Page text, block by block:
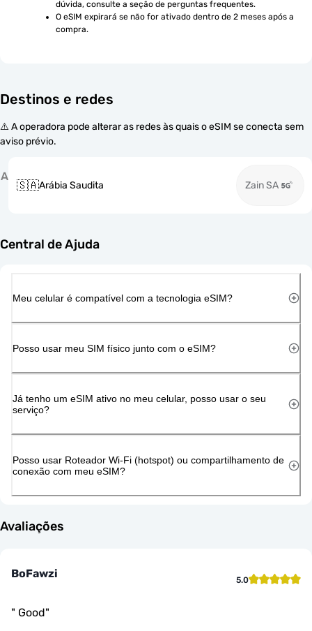
dúvida, consulte a seção de perguntas frequentes.
O eSIM expirará se não for ativado dentro de 2 meses após a
compra.
Destinos e redes
⚠️ A operadora pode alterar as redes às quais o eSIM se conecta sem
aviso prévio.
A
🇸🇦Arábia Saudita Zain SA
Central de Ajuda
Meu celular é compatível com a tecnologia eSIM?
Posso usar meu SIM físico junto com o eSIM?
Já tenho um eSIM ativo no meu celular, posso usar o seu
serviço?
Posso usar Roteador Wi-Fi (hotspot) ou compartilhamento de
conexão com meu eSIM?
Avaliações
BoFawzi 5.0
" Good"